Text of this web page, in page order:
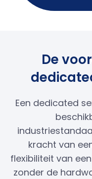
De
Een dedicated
kracht van
flexibiliteit van
zonder de